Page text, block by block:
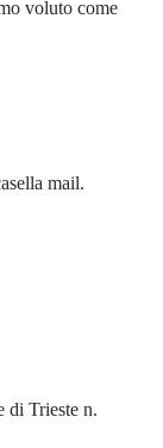
voluto come
mail.
di Trieste n.